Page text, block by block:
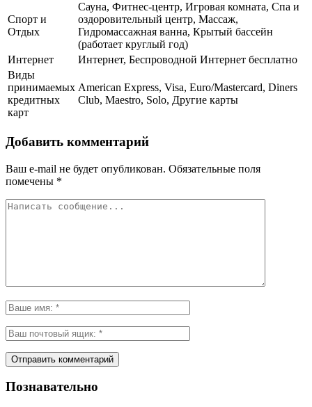
Спорт и
Отдых
Сауна, Фитнес-центр, Игровая комната, Спа и
оздоровительный центр, Массаж,
Гидромассажная ванна, Крытый бассейн
(работает круглый год)
Интернет
Интернет, Беспроводной Интернет бесплатно
Виды
принимаемых
кредитных
карт
American Express, Visa, Euro/Mastercard, Diners
Club, Maestro, Solo, Другие карты
Добавить комментарий
Ваш e-mail не будет опубликован. Обязательные поля
помечены *
Познавательно